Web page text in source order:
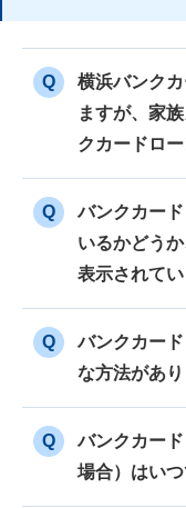
Q
横浜バンク
ますが、家
クカードロ
Q
バンクカー
いるかどう
表示されて
Q
バンクカー
な方法があ
Q
バンクカー
場合）はい